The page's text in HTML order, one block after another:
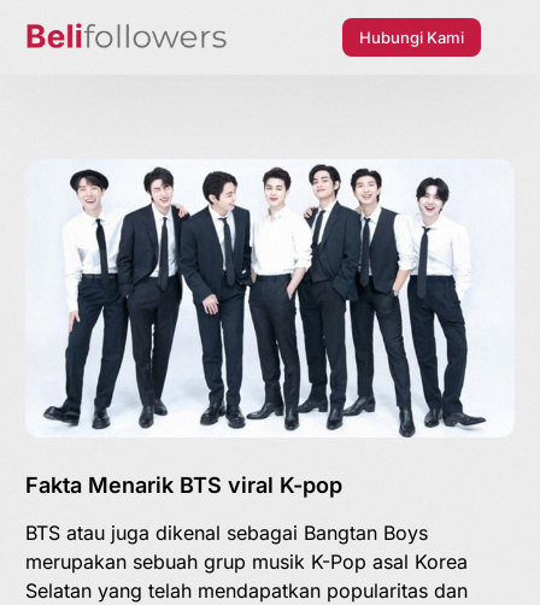
Hubungi Kami
Fakta Menarik BTS viral K-pop
BTS atau juga dikenal sebagai Bangtan Boys
merupakan sebuah grup musik K-Pop asal Korea
Selatan yang telah mendapatkan popularitas dan